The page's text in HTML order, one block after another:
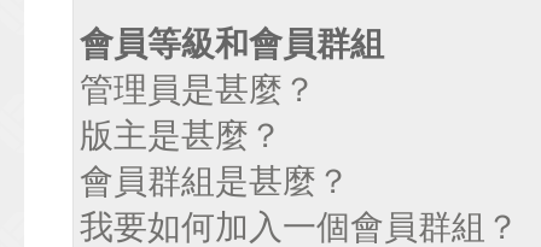
會員等級和會員群組
管理員是甚麼？
版主是甚麼？
會員群組是甚麼？
我要如何加入一個會員群組？